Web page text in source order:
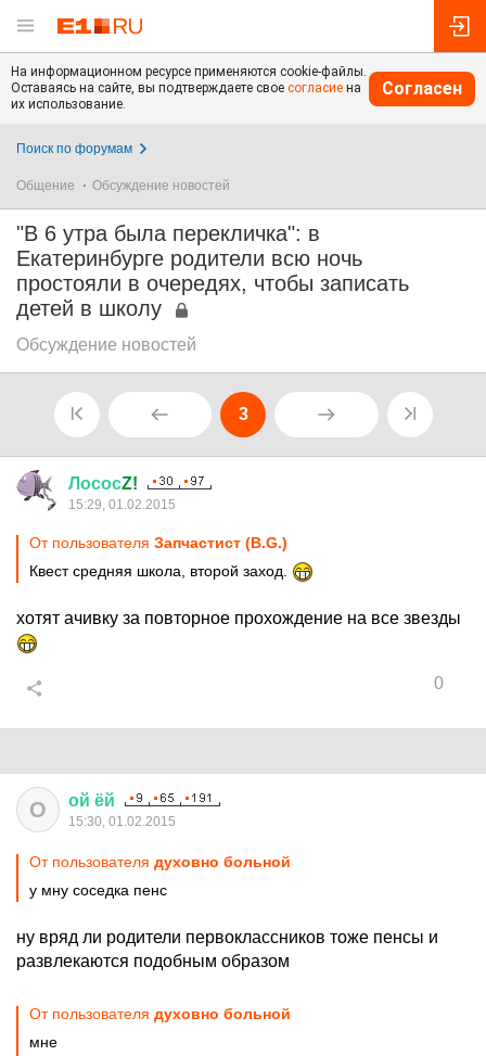
На информационном ресурсе применяются cookie-файлы.
Оставаясь на сайте, вы подтверждаете свое согласие на
их использование.
Согласен
Поиск по форумам
Общение Обсуждение новостей
"В 6 утра была перекличка": в
Екатеринбурге родители всю ночь
простояли в очередях, чтобы записать
детей в школу
Обсуждение новостей
3
ЛососZ!
15:29, 01.02.2015
От пользователя Запчастист (B.G.)
Квест средняя школа, второй заход.
хотят ачивку за повторное прохождение на все звезды
0
О ой ёй
15:30, 01.02.2015
От пользователя духовно больной
у мну соседка пенс
ну вряд ли родители первоклассников тоже пенсы и
развлекаются подобным образом
От пользователя духовно больной
мне